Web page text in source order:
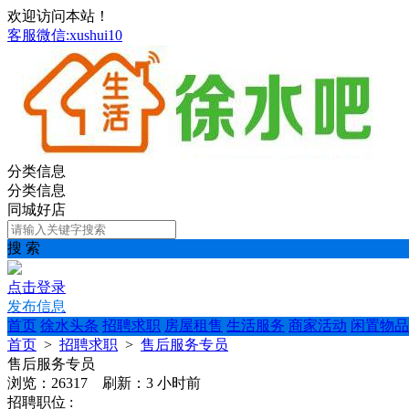
欢迎访问本站！
客服微信:xushui10
分类信息
分类信息
同城好店
搜 索
点击登录
发布信息
首页 徐水头条 招聘求职 房屋租售 生活服务 商家活动 闲置物品
首页 > 招聘求职 > 售后服务专员
售后服务专员
浏览：26317 刷新： 3 小时前
招聘职位 :